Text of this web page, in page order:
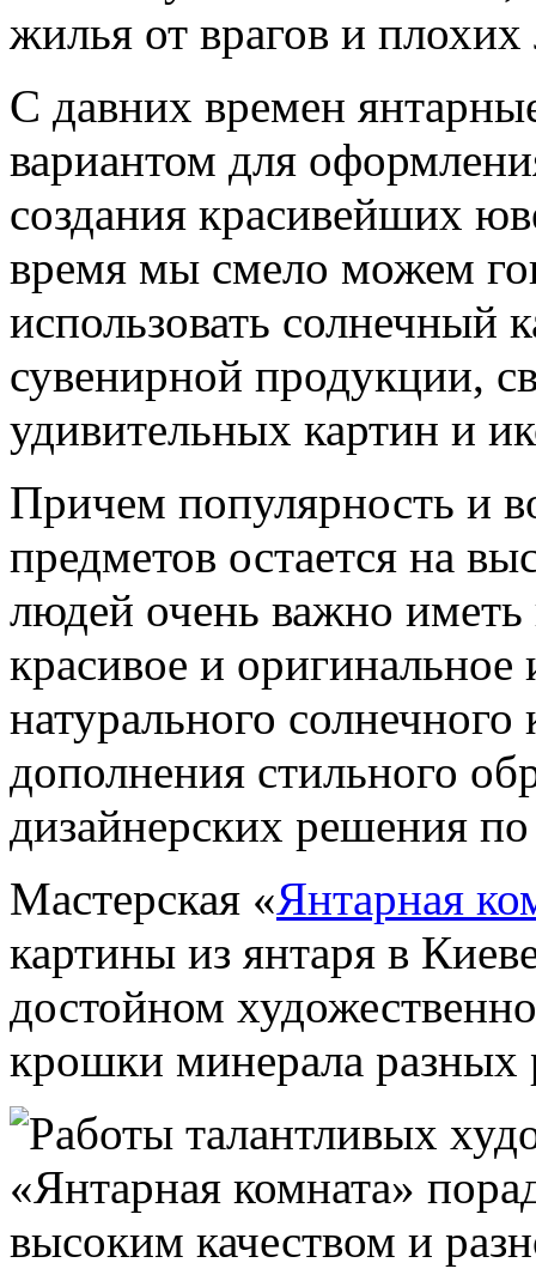
жилья от врагов и
С давних времен
вариантом для
создания красивейших
время мы смело можем
использовать солнечный
сувенирной продукции,
удивительных картин и
Причем популярность и
предметов остается на
людей очень важно
красивое и оригинальное
натурального солнечного
дополнения стильного
дизайнерских решения
Мастерская «Янтарная
картины из янтаря в
достойном
крошки минерала разных